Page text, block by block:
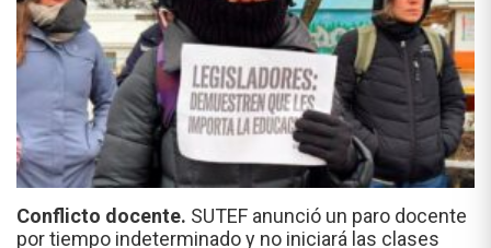
Conflicto docente. SUTEF anunció un paro docente
por tiempo indeterminado y no iniciará las clases